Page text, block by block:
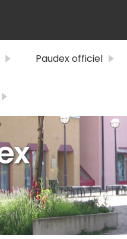
Paudex officiel